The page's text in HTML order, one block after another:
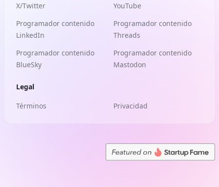
X/Twitter
YouTube
Programador contenido
LinkedIn
Programador contenido
Threads
Programador contenido
BlueSky
Programador contenido
Mastodon
Legal
Términos Privacidad